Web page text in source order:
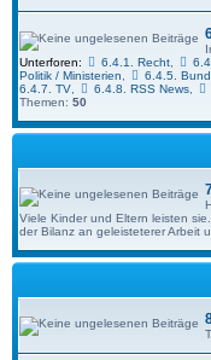
Unterforen:
6.4.1. Recht,
Politik / Ministerien
6.4.5.
6.4.7. TV
6.4.8. RSS News,
Themen: 50
Viele Kinder und Eltern leisten
der Bilanz an geleisteterer Arbeit